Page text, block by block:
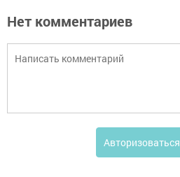
Нет комментариев
Авторизоваться